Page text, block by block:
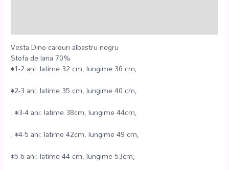
Vesta Dino carouri albastru negru
Stofa de lana 70%
•1-2 ani: latime 32 cm, lungime 36 cm,
•2-3 ani: latime 35 cm, lungime 40 cm,
. •3-4 ani: latime 38cm, lungime 44cm,
. •4-5 ani: latime 42cm, lungime 49 cm,
•5-6 ani: latime 44 cm, lungime 53cm,